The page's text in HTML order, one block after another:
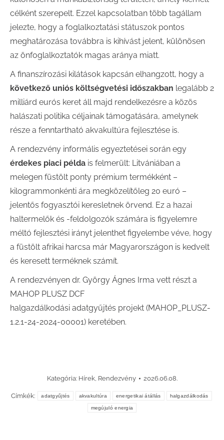
célként szerepelt. Ezzel kapcsolatban több tagállam
jelezte, hogy a foglalkoztatási státuszok pontos
meghatározása továbbra is kihívást jelent, különösen
az önfoglalkoztatók magas aránya miatt.
A finanszírozási kilátások kapcsán elhangzott, hogy a
következő uniós költségvetési időszakban legalább 2
milliárd eurós keret áll majd rendelkezésre a közös
halászati politika céljainak támogatására, amelynek
része a fenntartható akvakultúra fejlesztése is.
A rendezvény informális egyeztetései során egy
érdekes piaci példa is felmerült: Litvániában a
melegen füstölt ponty prémium termékként –
kilogrammonkénti ára megközelítőleg 20 euró –
jelentős fogyasztói keresletnek örvend. Ez a hazai
haltermelők és -feldolgozók számára is figyelemre
méltó fejlesztési irányt jelenthet figyelembe véve, hogy
a füstölt afrikai harcsa már Magyarországon is kedvelt
és keresett terméknek számít.
A rendezvényen dr. György Ágnes Irma vett részt a
MAHOP PLUSZ DCF
halgazdálkodási adatgyűjtés projekt (MAHOP_PLUSZ-
1.2.1-24-2024-00001) keretében.
Kategória: Hírek, Rendezvény 2026.06.08.
Címkék: adatgyűjtés akvakultúra energetikai átállás halgazdálkodás
megújuló energia